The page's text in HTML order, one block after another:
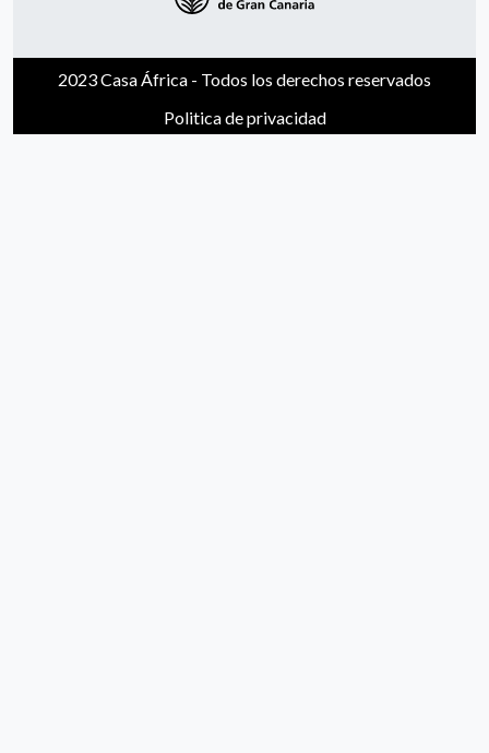
2023 Casa África - Todos los derechos reservados
Politica de privacidad